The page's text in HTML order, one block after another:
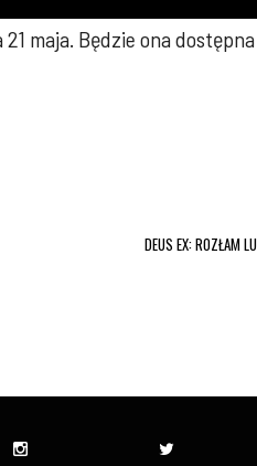
maja. Będzie ona
DEUS EX: ROZŁAM